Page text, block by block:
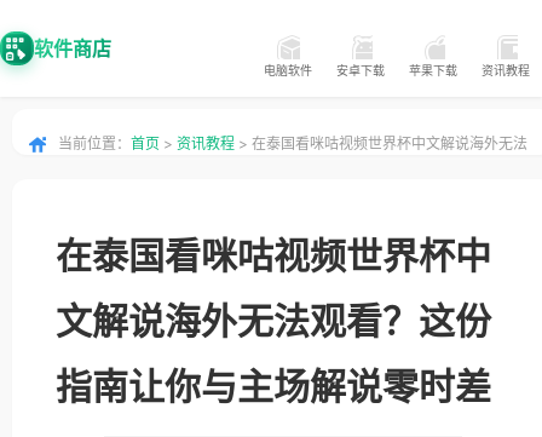
软件商店
电脑软件 安卓下载 苹果下载 资讯教程
当前位置： 首页 > 资讯教程 > 在泰国看咪咕视频世界杯中文解说海外无法
在泰国看咪咕视频世界杯中
文解说海外无法观看？这份
指南让你与主场解说零时差